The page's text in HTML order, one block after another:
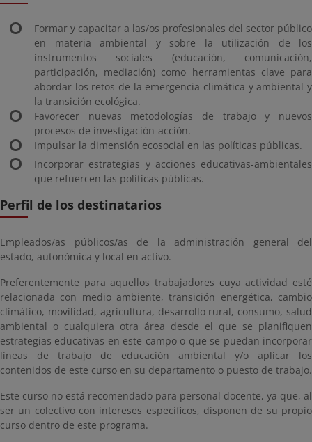
Formar y capacitar a las/os profesionales del sector público
en materia ambiental y sobre la utilización de los
instrumentos sociales (educación, comunicación,
participación, mediación) como herramientas clave para
abordar los retos de la emergencia climática y ambiental y
la transición ecológica.
Favorecer nuevas metodologías de trabajo y nuevos
procesos de investigación-acción.
Impulsar la dimensión ecosocial en las políticas públicas.
Incorporar estrategias y acciones educativas-ambientales
que refuercen las políticas públicas.
Perfil de los destinatarios
Empleados/as públicos/as de la administración general del
estado, autonómica y local en activo.
Preferentemente para aquellos trabajadores cuya actividad esté
relacionada con medio ambiente, transición energética, cambio
climático, movilidad, agricultura, desarrollo rural, consumo, salud
ambiental o cualquiera otra área desde el que se planifiquen
estrategias educativas en este campo o que se puedan incorporar
líneas de trabajo de educación ambiental y/o aplicar los
contenidos de este curso en su departamento o puesto de trabajo.
Este curso no está recomendado para personal docente, ya que, al
ser un colectivo con intereses específicos, disponen de su propio
curso dentro de este programa.